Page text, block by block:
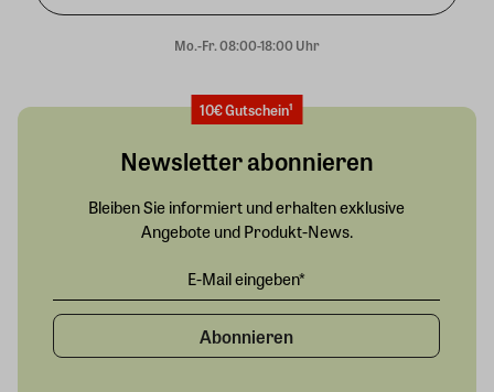
Mo.-Fr. 08:00-18:00 Uhr
10€ Gutschein¹
Newsletter abonnieren
Bleiben Sie informiert und erhalten exklusive
Angebote und Produkt-News.
Abonnieren